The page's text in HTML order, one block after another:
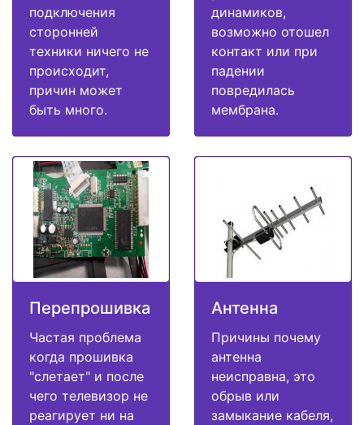
подключения
сторонней
техники ничего не
происходит,
причин может
быть много.
динамиков,
возможно отошел
контакт или при
падении
повредилась
мембрана.
Перепрошивка
Частая проблема
когда прошивка
"слетает" и после
чего телевизор не
реагирует ни на
Антенна
Причины почему
антенна
неисправна, это
обрыв или
замыкание кабеля,